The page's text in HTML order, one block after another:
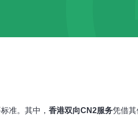
准。其中， 香港双向CN2服务凭借